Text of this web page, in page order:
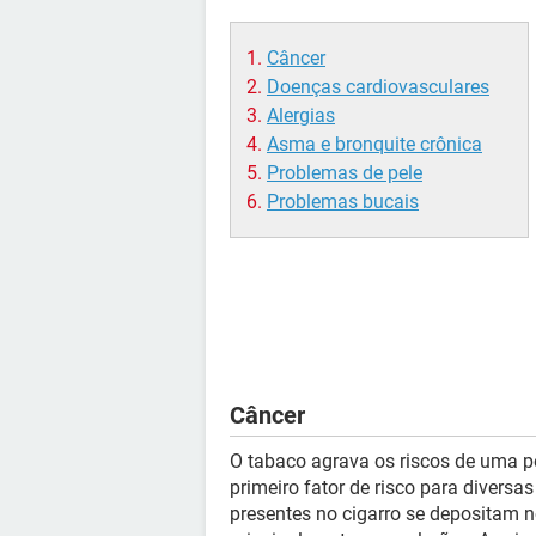
Câncer
Doenças cardiovasculares
Alergias
Asma e bronquite crônica
Problemas de pele
Problemas bucais
Câncer
O tabaco agrava os riscos de uma
primeiro fator de risco para
presentes no cigarro se depositam